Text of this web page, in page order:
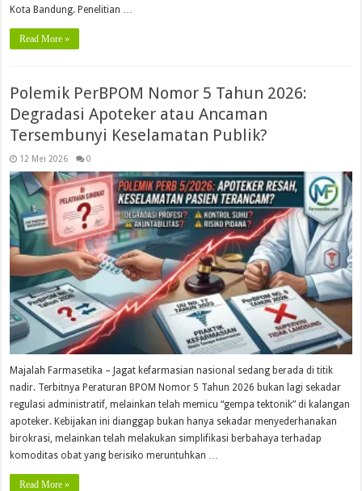
Kota Bandung. Penelitian …
Read More »
Polemik PerBPOM Nomor 5 Tahun 2026:
Degradasi Apoteker atau Ancaman
Tersembunyi Keselamatan Publik?
12 Mei 2026 0
Majalah Farmasetika – Jagat kefarmasian nasional sedang berada di titik
nadir. Terbitnya Peraturan BPOM Nomor 5 Tahun 2026 bukan lagi sekadar
regulasi administratif, melainkan telah memicu “gempa tektonik” di kalangan
apoteker. Kebijakan ini dianggap bukan hanya sekadar menyederhanakan
birokrasi, melainkan telah melakukan simplifikasi berbahaya terhadap
komoditas obat yang berisiko meruntuhkan …
Read More »